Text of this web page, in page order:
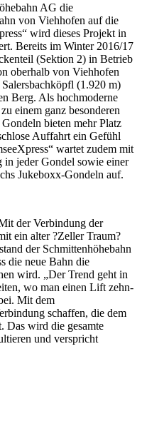
AG die
von Viehhofen auf die
wird dieses Projekt in
Bereits im Winter 2016/17
(Sektion 2) in Betrieb
oberhalb von Viehhofen
(1.920 m)
Berg. Als hochmoderne
einem ganz besonderen
bieten mehr Platz
Auffahrt ein Gefühl
wartet zudem mit
jeder Gondel sowie einer
Jukeboxx-Gondeln auf.
der Verbindung der
ein alter ?Zeller Traum?
der Schmittenhöhebahn
die neue Bahn die
wird. „Der Trend geht in
wo man einen Lift zehn-
Mit dem
schaffen, die dem
Das wird die gesamte
und verspricht